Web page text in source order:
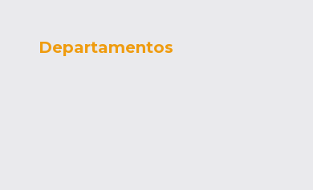
Departamentos